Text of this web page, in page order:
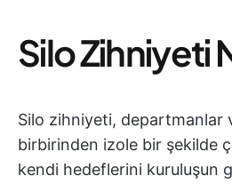
Silo Zihniyeti
Silo zihniyeti, departmanlar
birbirinden izole bir şekilde
kendi hedeflerini kuruluşun